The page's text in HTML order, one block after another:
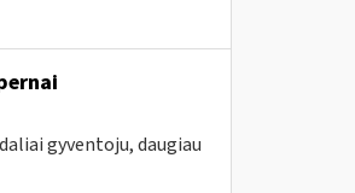
gyventoju, daugiau